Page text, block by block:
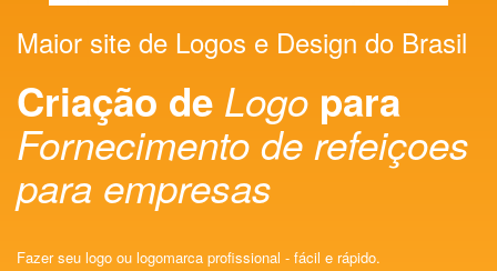
Maior site de Logos e Design do Brasil
Criação de Logo para
Fornecimento de refeiçoes
para empresas
Fazer seu logo ou logomarca profissional - fácil e rápido.